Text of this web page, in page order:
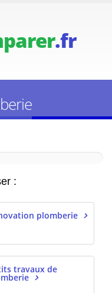
.fr
:
plomberie
travaux de